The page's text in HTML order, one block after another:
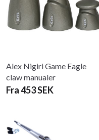
Alex Nigiri Game Eagle
claw manualer
Fra 453 SEK